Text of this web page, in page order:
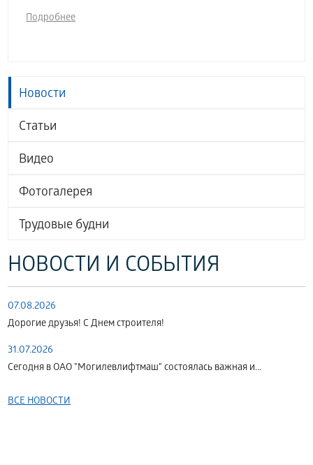
Новости
Статьи
Видео
Фотогалерея
Трудовые будни
НОВОСТИ И СОБЫТИЯ
07.08.2026
Дорогие друзья! С Днем строителя!
31.07.2026
Сегодня в ОАО "Могилевлифтмаш" состоялась важная и...
ВСЕ НОВОСТИ
Подробнее